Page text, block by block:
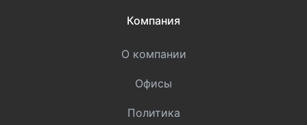
Компания
О компании
Офисы
Политика